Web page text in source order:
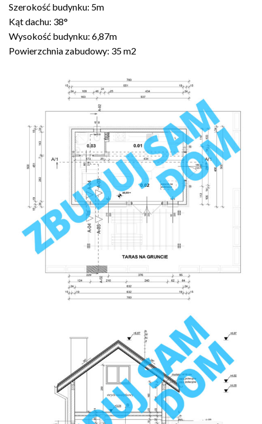
Szerokość budynku: 5m
Kąt dachu: 38°
Wysokość budynku: 6,87m
Powierzchnia zabudowy: 35 m2